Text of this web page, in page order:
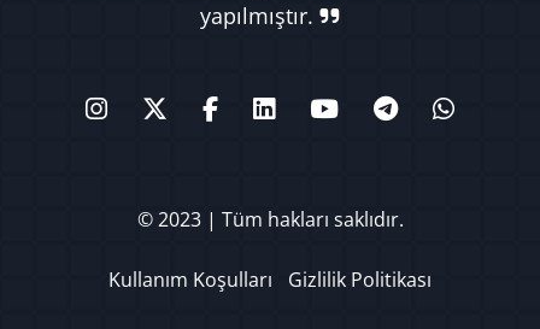
yapılmıştır.
© 2023 | Tüm hakları saklıdır.
Kullanım Koşulları Gizlilik Politikası